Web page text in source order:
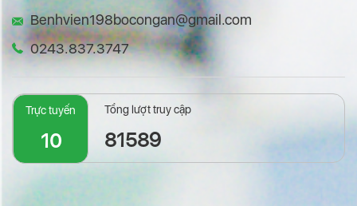
Benhvien198bocongan@gmail.com
0243.837.3747
Trực tuyến
10
Tổng lượt truy cập
81589